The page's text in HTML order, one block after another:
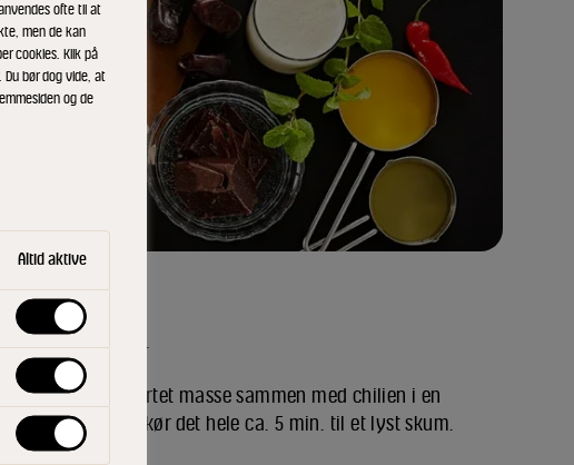
et par timer.
til en glat, ensartet masse sammen med chilien i en
og kør det hele ca. 5 min. til et lyst skum.
ofte til at
men de kan
cookies. Klik på
bør dog vide, at
og de
Altid aktive